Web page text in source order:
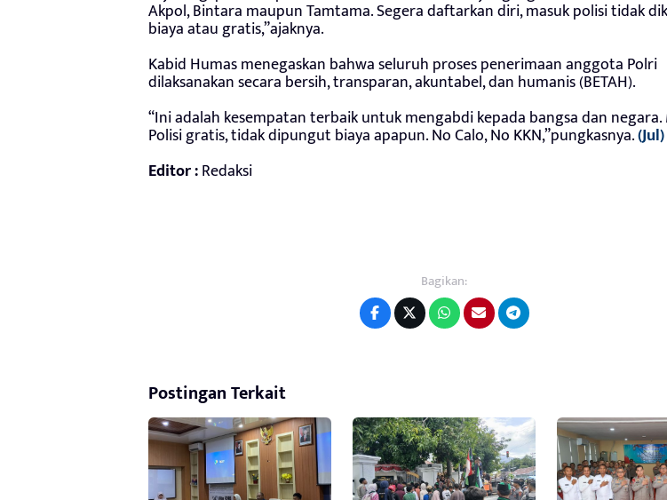
Akpol, Bintara maupun Tamtama. Segera daftarkan diri, masuk polisi tidak
biaya atau gratis,”ajaknya.
Kabid Humas menegaskan bahwa seluruh proses penerimaan anggota Polri
dilaksanakan secara bersih, transparan, akuntabel, dan humanis (BETAH).
“Ini adalah kesempatan terbaik untuk mengabdi kepada bangsa dan negara.
Polisi gratis, tidak dipungut biaya apapun. No Calo, No KKN,”pungkasnya.(Jul)
Editor :Redaksi
Bagikan:
Postingan Terkait